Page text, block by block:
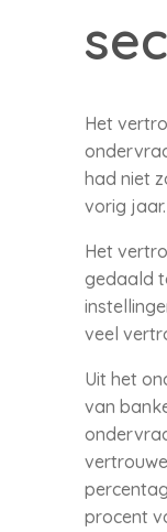
Het
had niet
vorig jaar.
Het
gedaald
veel
Uit het
van
procent